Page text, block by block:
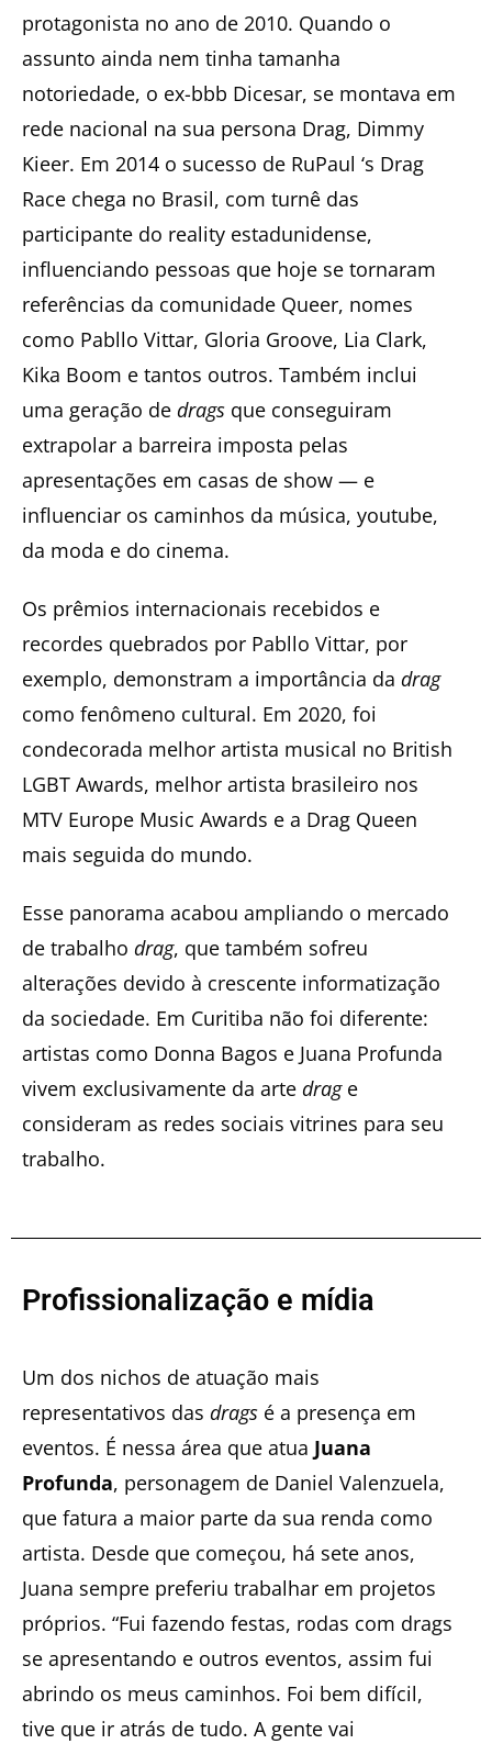
protagonista no ano de 2010. Quando o
assunto ainda nem tinha tamanha
notoriedade, o ex-bbb Dicesar, se montava em
rede nacional na sua persona Drag, Dimmy
Kieer. Em 2014 o sucesso de RuPaul ‘s Drag
Race chega no Brasil, com turnê das
participante do reality estadunidense,
influenciando pessoas que hoje se tornaram
referências da comunidade Queer, nomes
como Pabllo Vittar, Gloria Groove, Lia Clark,
Kika Boom e tantos outros. Também inclui
uma geração de drags que conseguiram
extrapolar a barreira imposta pelas
apresentações em casas de show — e
influenciar os caminhos da música, youtube,
da moda e do cinema.
Os prêmios internacionais recebidos e
recordes quebrados por Pabllo Vittar, por
exemplo, demonstram a importância da drag
como fenômeno cultural. Em 2020, foi
condecorada melhor artista musical no British
LGBT Awards, melhor artista brasileiro nos
MTV Europe Music Awards e a Drag Queen
mais seguida do mundo.
Esse panorama acabou ampliando o mercado
de trabalho drag, que também sofreu
alterações devido à crescente informatização
da sociedade. Em Curitiba não foi diferente:
artistas como Donna Bagos e Juana Profunda
vivem exclusivamente da arte drage
consideram as redes sociais vitrines para seu
trabalho.
Profissionalização e mídia
Um dos nichos de atuação mais
representativos das drags é a presença em
eventos. É nessa área que atua Juana
Profunda, personagem de Daniel Valenzuela,
que fatura a maior parte da sua renda como
artista. Desde que começou, há sete anos,
Juana sempre preferiu trabalhar em projetos
próprios. “Fui fazendo festas, rodas com drags
se apresentando e outros eventos, assim fui
abrindo os meus caminhos. Foi bem difícil,
tive que ir atrás de tudo. A gente vai